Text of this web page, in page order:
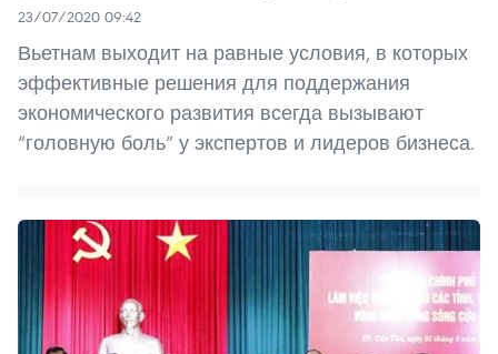
23/07/2020 09:42
Вьетнам выходит на равные условия, в которых
эффективные решения для поддержания
экономического развития всегда вызывают
“головную боль” у экспертов и лидеров бизнеса.